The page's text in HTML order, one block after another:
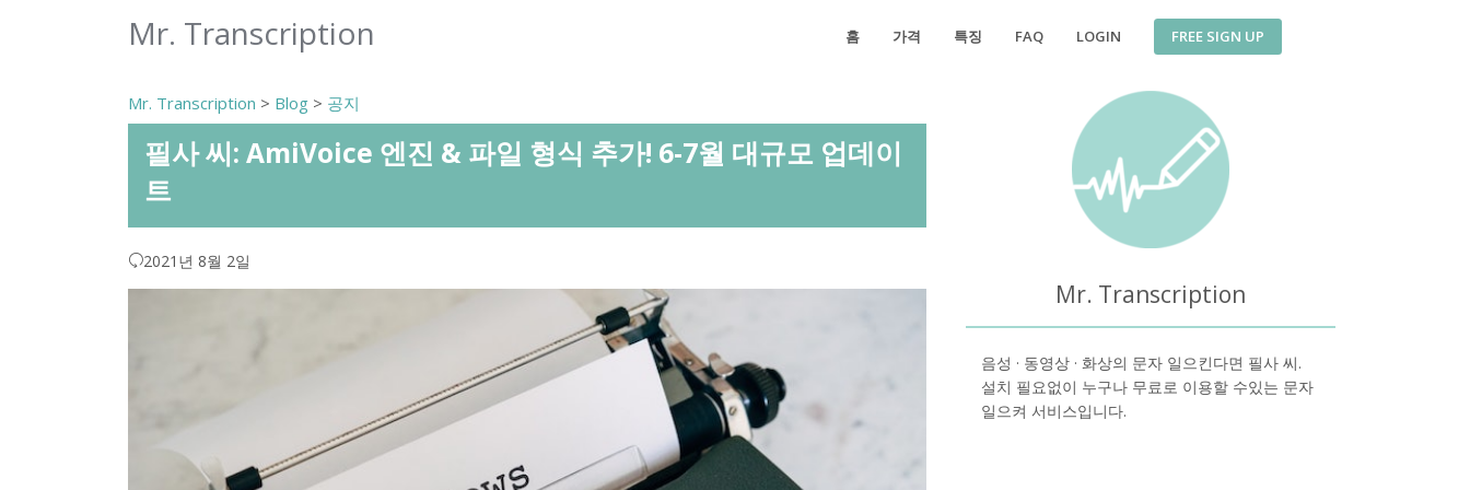
Mr. Transcription 홈 가격 특징 FAQ LOGIN FREE SIGN UP
Mr. Transcription > Blog > 공지
필사 씨: AmiVoice 엔진 & 파일 형식 추가! 6-7월 대규모 업데이
트
2021년 8월 2일
Mr. Transcription
음성 · 동영상 · 화상의 문자 일으킨다면 필사 씨.
설치 필요없이 누구나 무료로 이용할 수있는 문자
일으켜 서비스입니다.